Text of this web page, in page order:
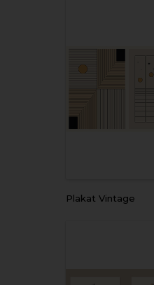
Plakat Vintage